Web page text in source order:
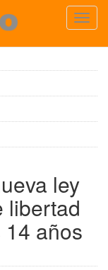
ley
libertad
años